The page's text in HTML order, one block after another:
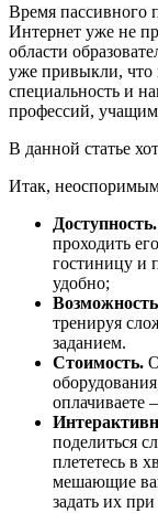
Время пассивного
Интернет уже не
области
уже привыкли, что
специальность и
профессий,
В данной статье
Итак,
Доступность.
проходить
гостиницу и
удобно;
тренируя
заданием.
Стоимость.
оплачиваете
поделиться
плететесь в
мешающие
задать их